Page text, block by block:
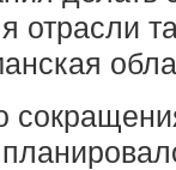
отрасли